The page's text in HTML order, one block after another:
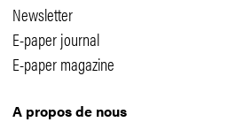
Newsletter
E-paper journal
E-paper magazine
A propos de nous